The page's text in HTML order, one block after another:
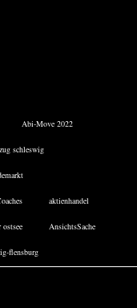
Abi-Move 2022
schleswig
aktienhandel
AnsichtsSache
flensburg